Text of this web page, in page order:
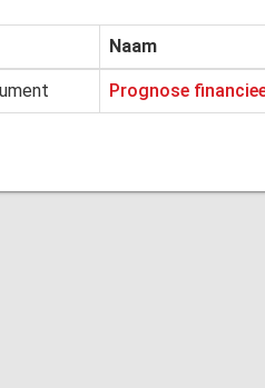
Naam
Prognose